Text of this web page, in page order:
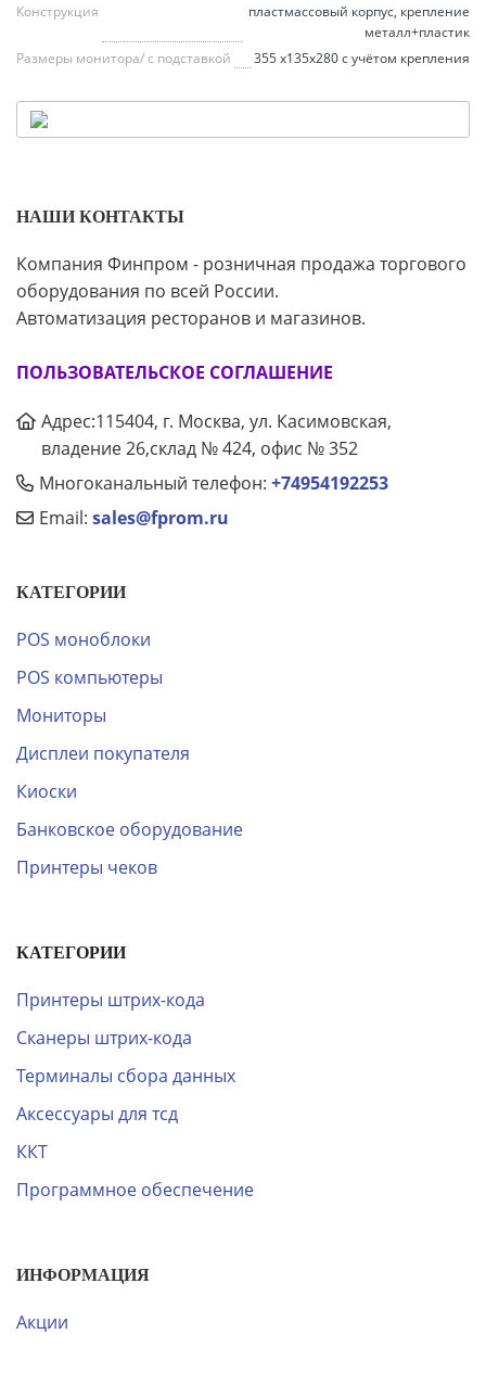
Конструкция
пластмассовый корпус, крепление
металл+пластик
Размеры монитора/ с подставкой
355 x135x280 с учётом крепления
НАШИ КОНТАКТЫ
Компания Финпром - розничная продажа торгового
оборудования по всей России.
Автоматизация ресторанов и магазинов.
ПОЛЬЗОВАТЕЛЬСКОЕ СОГЛАШЕНИЕ
Адрес:115404, г. Москва, ул. Касимовская,
владение 26,склад № 424, офис № 352
Многоканальный телефон: +74954192253
Email: sales@fprom.ru
КАТЕГОРИИ
POS моноблоки
POS компьютеры
Мониторы
Дисплеи покупателя
Киоски
Банковское оборудование
Принтеры чеков
КАТЕГОРИИ
Принтеры штрих-кода
Сканеры штрих-кода
Терминалы сбора данных
Аксессуары для тсд
ККТ
Программное обеспечение
ИНФОРМАЦИЯ
Акции